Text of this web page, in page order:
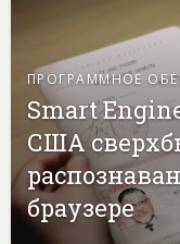
ПРОГРАММНОЕ
Smart
США
браузере